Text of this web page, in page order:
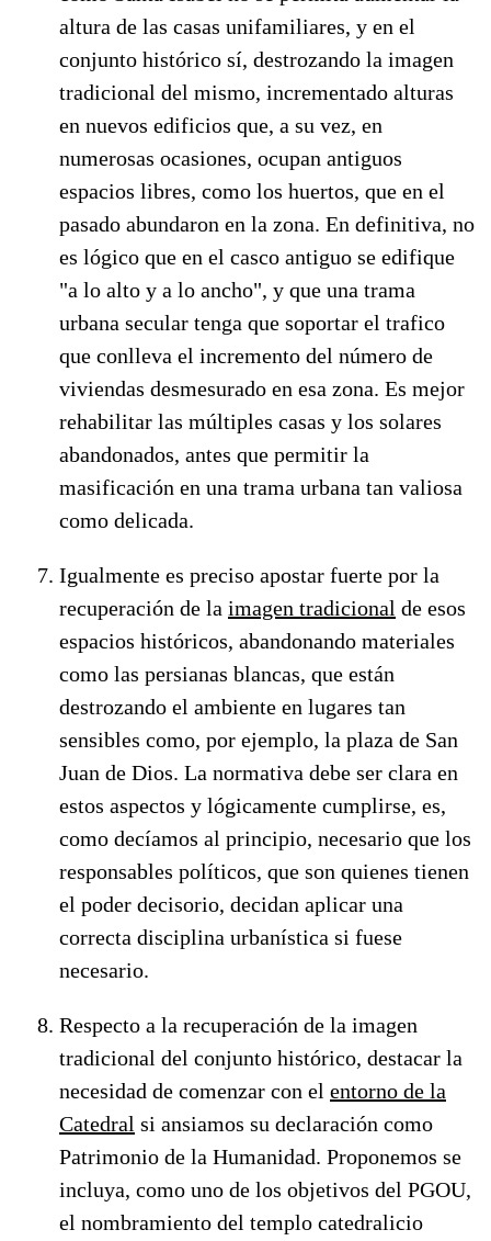
altura de las casas unifamiliares, y en el
conjunto histórico sí, destrozando la imagen
tradicional del mismo, incrementado alturas
en nuevos edificios que, a su vez, en
numerosas ocasiones, ocupan antiguos
espacios libres, como los huertos, que en el
pasado abundaron en la zona. En definitiva, no
es lógico que en el casco antiguo se edifique
"a lo alto y a lo ancho", y que una trama
urbana secular tenga que soportar el trafico
que conlleva el incremento del número de
viviendas desmesurado en esa zona. Es mejor
rehabilitar las múltiples casas y los solares
abandonados, antes que permitir la
masificación en una trama urbana tan valiosa
como delicada.
Igualmente es preciso apostar fuerte por la
recuperación de la imagen tradicional de esos
espacios históricos, abandonando materiales
como las persianas blancas, que están
destrozando el ambiente en lugares tan
sensibles como, por ejemplo, la plaza de San
Juan de Dios. La normativa debe ser clara en
estos aspectos y lógicamente cumplirse, es,
como decíamos al principio, necesario que los
responsables políticos, que son quienes tienen
el poder decisorio, decidan aplicar una
correcta disciplina urbanística si fuese
necesario.
Respecto a la recuperación de la imagen
tradicional del conjunto histórico, destacar la
necesidad de comenzar con el entorno de la
Catedral si ansiamos su declaración como
Patrimonio de la Humanidad. Proponemos se
incluya, como uno de los objetivos del PGOU,
el nombramiento del templo catedralicio